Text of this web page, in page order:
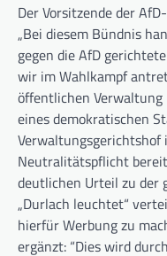
Der Vorsitzende der
„Bei diesem Bündnis
gegen die AfD
wir im Wahlkampf
öffentlichen
eines demokratischen
Verwaltungsgerichtshof
Neutralitätspflicht
deutlichen Urteil zu der
„Durlach leuchtet“
hierfür Werbung zu
ergänzt: “Dies wird